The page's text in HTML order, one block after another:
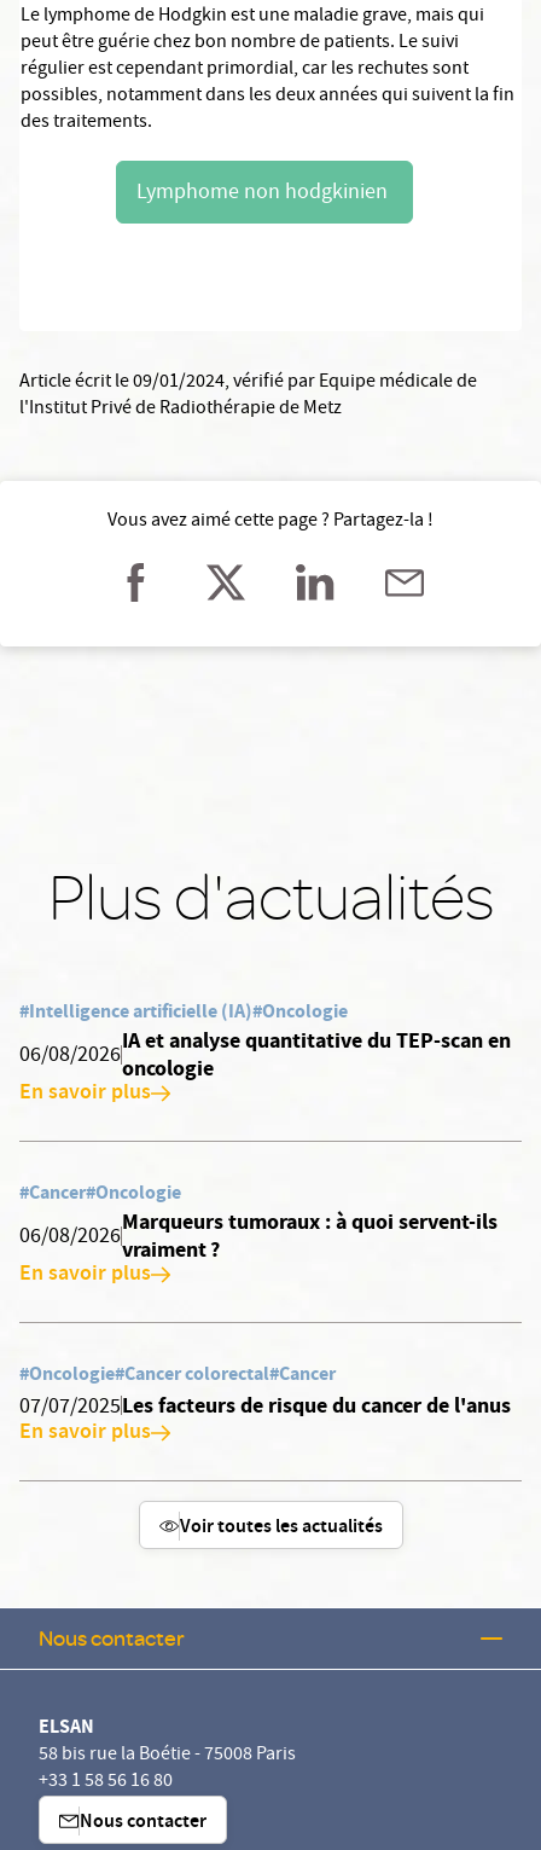
Le lymphome de Hodgkin est une maladie grave, mais qui
peut être guérie chez bon nombre de patients. Le suivi
régulier est cependant primordial, car les rechutes sont
possibles, notamment dans les deux années qui suivent la fin
des traitements.
Lymphome non hodgkinien
Article écrit le 09/01/2024, vérifié parEquipe médicale de
l'Institut Privé de Radiothérapie de Metz
Vous avez aimé cette page ? Partagez-la !
Plus d'actualités
#Intelligence artificielle (IA)#Oncologie
06/08/2026
IA et analyse quantitative du TEP-scan en
oncologie
En savoir plus
#Cancer#Oncologie
06/08/2026
Marqueurs tumoraux : à quoi servent-ils
vraiment ?
En savoir plus
#Oncologie#Cancer colorectal#Cancer
07/07/2025Les facteurs de risque du cancer de l'anus
En savoir plus
Voir toutes les actualités
Nous contacter
ELSAN
58 bis rue la Boétie - 75008 Paris
+33 1 58 56 16 80
Nous contacter